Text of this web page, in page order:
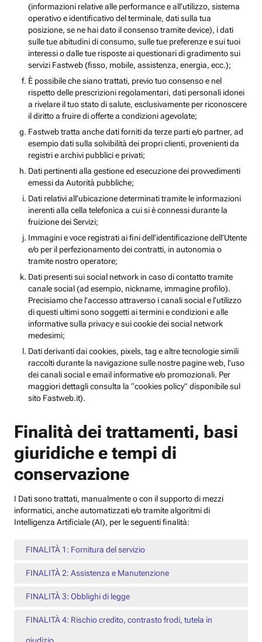
(informazioni relative alle performance e all’utilizzo, sistema
operativo e identificativo del terminale, dati sulla tua
posizione, se ne hai dato il consenso tramite device), i dati
sulle tue abitudini di consumo, sulle tue preferenze e sui tuoi
interessi o dalle tue risposte ai questionari di gradimento sui
servizi Fastweb (fisso, mobile, assistenza, energia, ecc.);
È possibile che siano trattati, previo tuo consenso e nel
rispetto delle prescrizioni regolamentari, dati personali idonei
a rivelare il tuo stato di salute, esclusivamente per riconoscere
il diritto a fruire di offerte a condizioni agevolate;
Fastweb tratta anche dati forniti da terze parti e/o partner, ad
esempio dati sulla solvibilità dei propri clienti, provenienti da
registri e archivi pubblici e privati;
Dati pertinenti alla gestione ed esecuzione dei provvedimenti
emessi da Autorità pubbliche;
Dati relativi all’ubicazione determinati tramite le informazioni
inerenti alla cella telefonica a cui si è connessi durante la
fruizione dei Servizi;
Immagini e voce registrati ai fini dell’identificazione dell’Utente
e/o per il perfezionamento dei contratti, in autonomia o
tramite nostro operatore;
Dati presenti sui social network in caso di contatto tramite
canale social (ad esempio, nickname, immagine profilo).
Precisiamo che l’accesso attraverso i canali social e l’utilizzo
di questi ultimi sono soggetti ai termini e condizioni e alle
informative sulla privacy e sui cookie dei social network
medesimi;
Dati derivanti dai cookies, pixels, tag e altre tecnologie simili
raccolti durante la navigazione sulle nostre pagine web, l’uso
dei canali social e email informative e/o promozionali. Per
maggiori dettagli consulta la “cookies policy” disponibile sul
sito Fastweb.it).
Finalità dei trattamenti, basi
giuridiche e tempi di
conservazione
I Dati sono trattati, manualmente o con il supporto di mezzi
informatici, anche automatizzati e/o tramite algoritmi di
Intelligenza Artificiale (AI), per le seguenti finalità:
FINALITÀ 1: Fornitura del servizio
FINALITÀ 2: Assistenza e Manutenzione
FINALITÀ 3: Obblighi di legge
FINALITÀ 4: Rischio credito, contrasto frodi, tutela in